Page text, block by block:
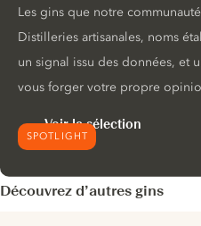
SPOTLIGHT
Les gins que notre
Distilleries artisanales, noms
un signal issu des données, et
vous forger votre propre
Voir la sélection
Découvrez d’autres gins